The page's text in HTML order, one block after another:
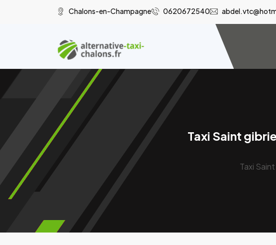
Chalons-en-Champagne 0620672540
Taxi Saint
Taxi